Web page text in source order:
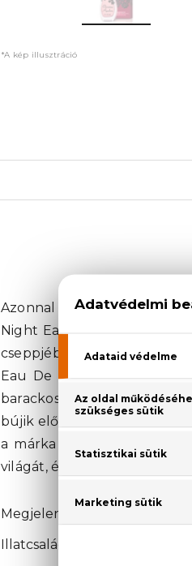
*A kép illusztráció
Azonnal megérint az a
Night Eau De Parfum
cseppjében ott lüktet
Eau De Parfum illata
barackos jegyek a nyitányt
bújik elő, mintegy lezárva
a márka megálmodója,
világát, és engedd, hogy
Megjelenési év: 2009
Illatcsalád: Orientális-virágos